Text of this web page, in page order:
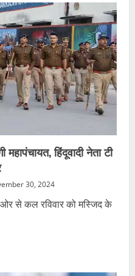
हिंदूवादी नेता टी
30, 2024
ओर से कल रविवार को मस्जिद के